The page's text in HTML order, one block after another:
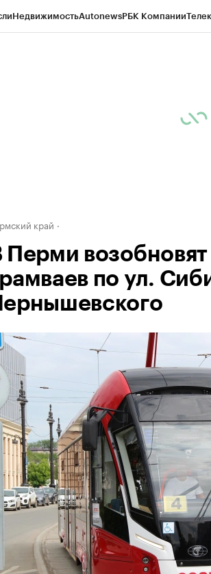
НедвижимостьAutonewsРБК Компании
край
Перми
по ул.